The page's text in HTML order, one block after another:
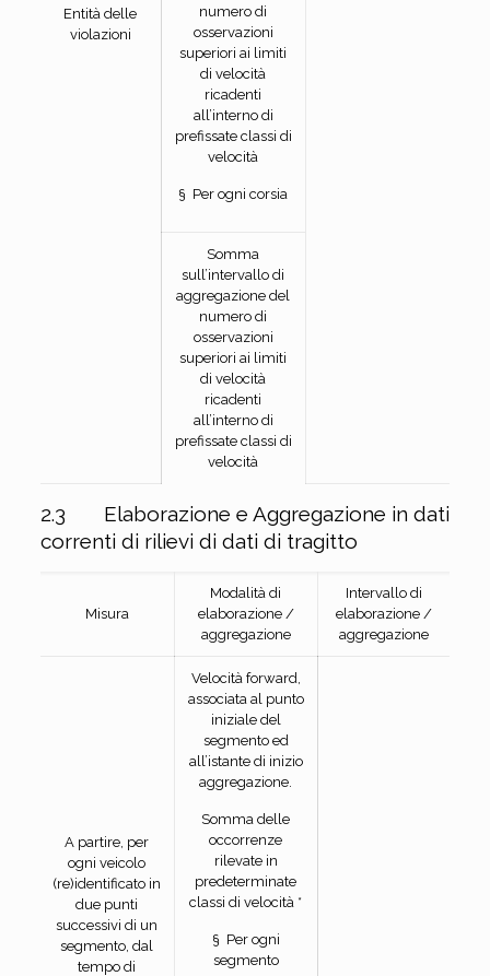
Entità delle
violazioni
numero di
osservazioni
superiori ai limiti
di velocità
ricadenti
all’interno di
prefissate classi di
velocità
§ Per ogni corsia
Somma
sull’intervallo di
aggregazione del
numero di
osservazioni
superiori ai limiti
di velocità
ricadenti
all’interno di
prefissate classi di
velocità
2.3 Elaborazione e Aggregazione in dati
correnti di rilievi di dati di tragitto
Misura
Modalità di
elaborazione /
aggregazione
Intervallo di
elaborazione /
aggregazione
A partire, per
ogni veicolo
(re)identificato in
due punti
successivi di un
segmento, dal
tempo di
Velocità forward,
associata al punto
iniziale del
segmento ed
all’istante di inizio
aggregazione.
Somma delle
occorrenze
rilevate in
predeterminate
classi di velocità *
§ Per ogni
segmento